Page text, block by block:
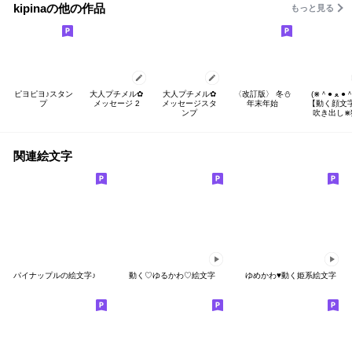
kipinaの他の作品 もっと見る
ピヨピヨ♪スタン
プ
大人プチメル✿
メッセージ 2
大人プチメル✿
メッセージスタ
ンプ
〈改訂版〉 冬⛄
年末年始
(⋇＾● ﻌ ●＾⍝)
【動く顔文
吹き出し⋇
関連絵文字
パイナップルの絵文字♪ 動く♡ゆるかわ♡絵文字 ゆめかわ♥動く姫系絵文字